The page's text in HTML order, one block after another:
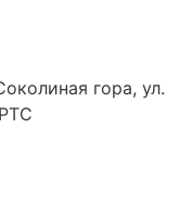
гора, ул.